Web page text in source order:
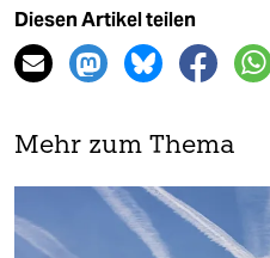
Diesen Artikel teilen
Mehr zum Thema